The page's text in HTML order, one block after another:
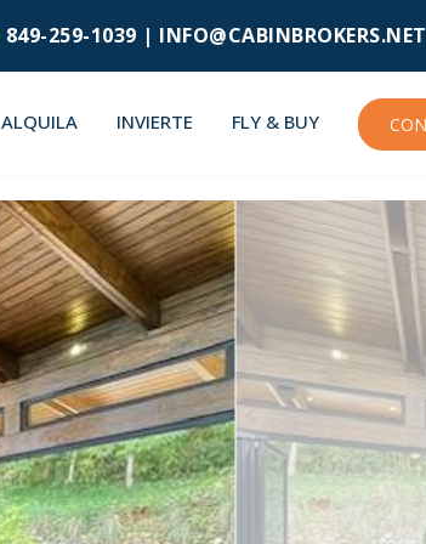
849-259-1039 | INFO@CABINBROKERS.NET
ALQUILA INVIERTE FLY & BUY